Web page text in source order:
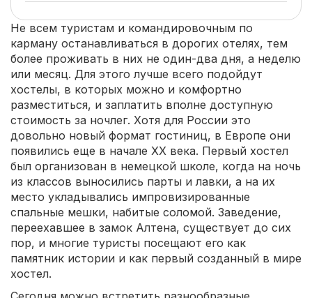
Не всем туристам и командировочным по
карману останавливаться в дорогих отелях, тем
более проживать в них не один-два дня, а неделю
или месяц. Для этого лучше всего подойдут
хостелы, в которых можно и комфортно
разместиться, и заплатить вполне доступную
стоимость за ночлег. Хотя для России это
довольно новый формат гостиниц, в Европе они
появились еще в начале XX века. Первый хостел
был организован в немецкой школе, когда на ночь
из классов выносились парты и лавки, а на их
место укладывались импровизированные
спальные мешки, набитые соломой. Заведение,
переехавшее в замок Алтена, существует до сих
пор, и многие туристы посещают его как
памятник истории и как первый созданный в мире
хостел.